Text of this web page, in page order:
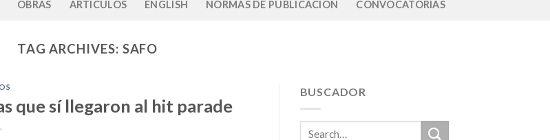
OBRAS ARTÍCULOS ENGLISH NORMAS DE PUBLICACIÓN CONVOCATORIAS
TAG ARCHIVES: SAFO
que sí llegaron al hit parade
BUSCADOR